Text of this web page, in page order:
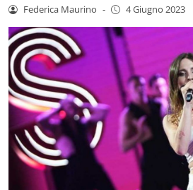
Federica Maurino - 4 Giugno 2023